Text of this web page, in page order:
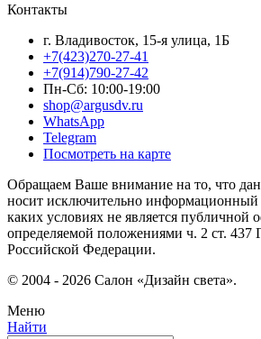
Контакты
г. Владивосток, 15-я улица, 1Б
+7(423)270-27-41
+7(914)790-27-42
Пн-Сб: 10:00-19:00
shop@argusdv.ru
WhatsApp
Telegram
Посмотреть на карте
Обращаем Ваше внимание на то, что
носит исключительно информационный
каких условиях не является публичной
определяемой положениями ч. 2 ст. 437
Российской Федерации.
© 2004 - 2026 Салон «Дизайн света».
Меню
Найти